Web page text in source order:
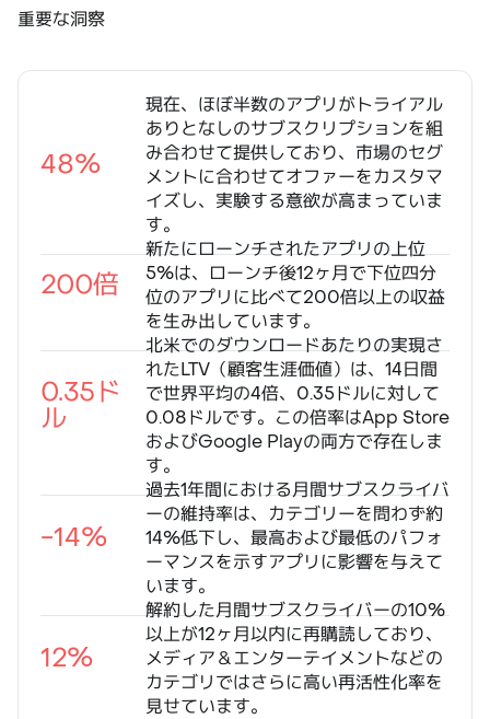
重要な洞察
48%
現在、ほぼ半数のアプリがトライアル
ありとなしのサブスクリプションを組
み合わせて提供しており、市場のセグ
メントに合わせてオファーをカスタマ
イズし、実験する意欲が高まっていま
す。
200倍
新たにローンチされたアプリの上位
5%は、ローンチ後12ヶ月で下位四分
位のアプリに比べて200倍以上の収益
を生み出しています。
0.35ド
ル
北米でのダウンロードあたりの実現さ
れたLTV（顧客生涯価値）は、14日間
で世界平均の4倍、0.35ドルに対して
0.08ドルです。この倍率はApp Store
およびGoogle Playの両方で存在しま
す。
-14%
過去1年間における月間サブスクライバ
ーの維持率は、カテゴリーを問わず約
14%低下し、最高および最低のパフォ
ーマンスを示すアプリに影響を与えて
います。
12%
解約した月間サブスクライバーの10%
以上が12ヶ月以内に再購読しており、
メディア＆エンターテイメントなどの
カテゴリではさらに高い再活性化率を
見せています。